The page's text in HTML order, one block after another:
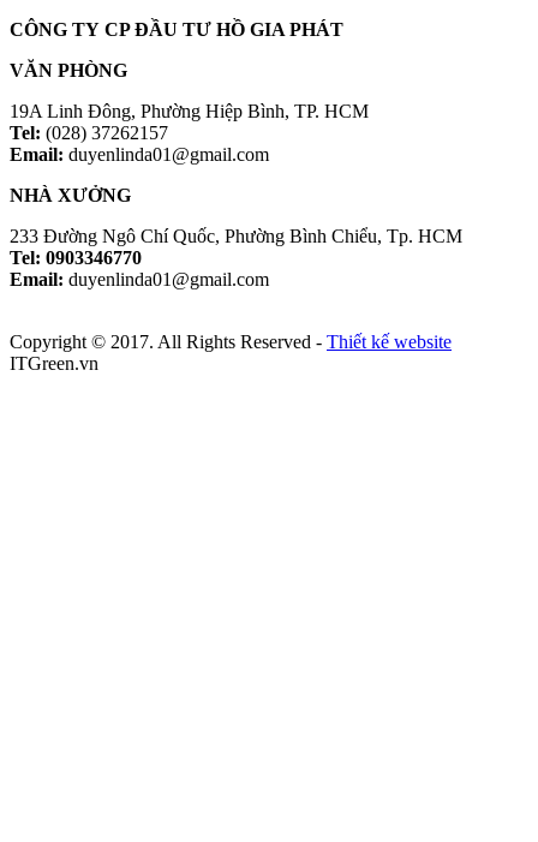
CÔNG TY CP ĐẦU TƯ HỒ GIA PHÁT
VĂN PHÒNG
19A Linh Đông, Phường Hiệp Bình, TP. HCM
Tel: (028) 37262157
Email: duyenlinda01@gmail.com
NHÀ XƯỞNG
233 Đường Ngô Chí Quốc, Phường Bình Chiểu, Tp. HCM
Tel: 0903346770
Email: duyenlinda01@gmail.com
Copyright © 2017. All Rights Reserved - Thiết kế website
ITGreen.vn